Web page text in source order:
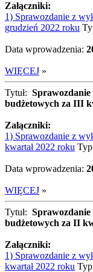
Załączniki:
1) Sprawozdanie z
grudzień 2022 roku
Data wprowadzenia:
WIĘCEJ »
Tytuł:
budżetowych za III
Załączniki:
1) Sprawozdanie z
kwartał 2022 roku
Data wprowadzenia:
WIĘCEJ »
Tytuł:
budżetowych za II
Załączniki:
1) Sprawozdanie z
kwartał 2022 roku